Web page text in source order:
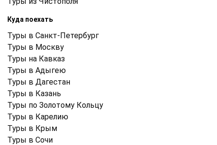
Куда поехать
Туры в Санкт-Петербург
Туры в Москву
Туры на Кавказ
Туры в Адыгею
Туры в Дагестан
Туры в Казань
Туры по Золотому Кольцу
Туры в Карелию
Туры в Крым
Туры в Cочи